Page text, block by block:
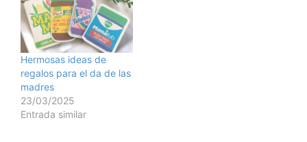
Hermosas ideas de
regalos para el da de las
madres
23/03/2025
Entrada similar